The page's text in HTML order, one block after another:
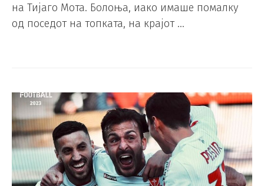
на Тијаго Мота. Болоња, иако имаше помалку
од поседот на топката, на крајот …